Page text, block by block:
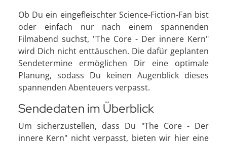
Ob Du ein eingefleischter Science-Fiction-Fan bist
oder einfach nur nach einem spannenden
Filmabend suchst, "The Core - Der innere Kern"
wird Dich nicht enttäuschen. Die dafür geplanten
Sendetermine ermöglichen Dir eine optimale
Planung, sodass Du keinen Augenblick dieses
spannenden Abenteuers verpasst.
Sendedaten im Überblick
Um sicherzustellen, dass Du "The Core - Der
innere Kern" nicht verpasst, bieten wir hier eine